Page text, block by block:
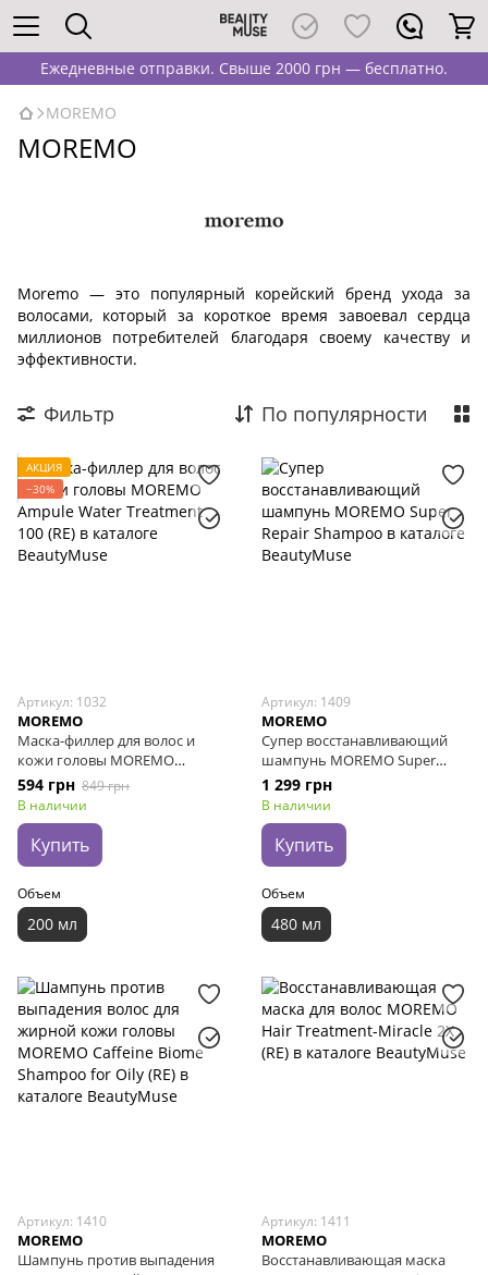
Ежедневные отправки. Свыше 2000 грн — бесплатно.
MOREMO
MOREMO
Moremo — это популярный корейский бренд ухода за
волосами, который за короткое время завоевал сердца
миллионов потребителей благодаря своему качеству и
эффективности.
Фильтр По популярности
АКЦИЯ
−30%
Артикул: 1032
MOREMO
Маска-филлер для волос и
кожи головы MOREMO
Ampule Water Treatment 100
(RE), 200 мл
594 грн 849 грн
В наличии
Купить
Объем
200 мл
Артикул: 1409
MOREMO
Супер восстанавливающий
шампунь MOREMO Super
Repair Shampoo, 480 мл
1 299 грн
В наличии
Купить
Объем
480 мл
Артикул: 1410
MOREMO
Шампунь против выпадения
Артикул: 1411
MOREMO
Восстанавливающая маска